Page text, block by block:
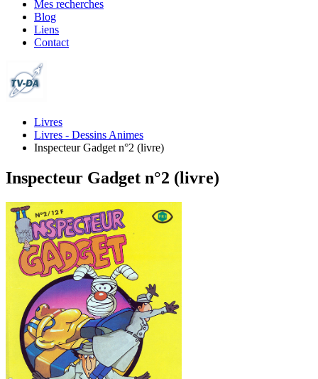
Mes recherches
Blog
Liens
Contact
Livres
Livres - Dessins Animes
Inspecteur Gadget n°2 (livre)
Inspecteur Gadget n°2 (livre)